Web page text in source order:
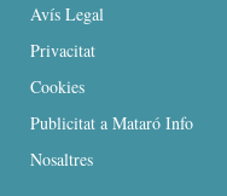
Avís Legal
Privacitat
Cookies
Publicitat a Mataró Info
Nosaltres